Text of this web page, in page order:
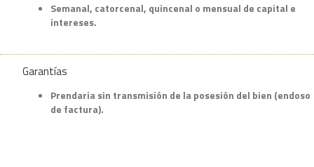
Semanal, catorcenal, quincenal o mensual de capital e
intereses.
Garantías
Prendaria sin transmisión de la posesión del bien (endoso
de factura).